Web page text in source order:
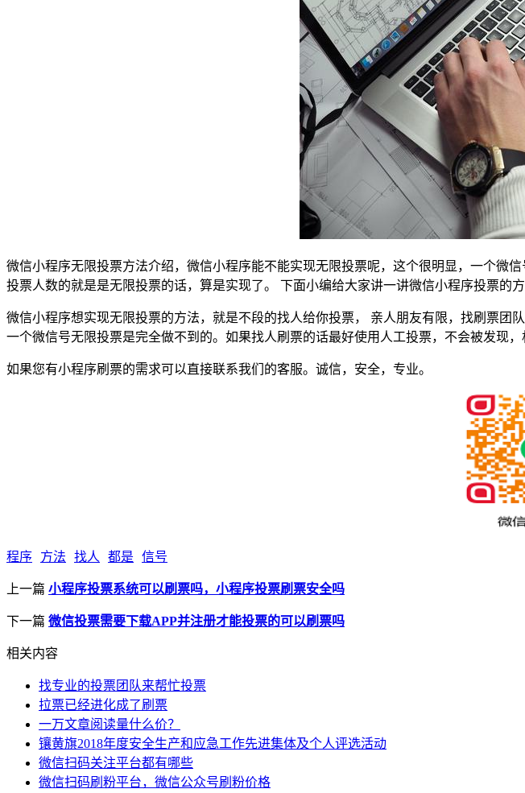
微信小程序无限投票方法介绍，微信小程序能不能实现无限投票呢，这个很明显，一个微
投票人数的就是是无限投票的话，算是实现了。 下面小编给大家讲一讲微信小程序投票的方
微信小程序想实现无限投票的方法，就是不段的找人给你投票， 亲人朋友有限，找刷票
一个微信号无限投票是完全做不到的。如果找人刷票的话最好使用人工投票，不会被发现，
如果您有小程序刷票的需求可以直接联系我们的客服。诚信，安全，专业。
程序 方法 找人 都是 信号
上一篇 小程序投票系统可以刷票吗，小程序投票刷票安全吗
下一篇 微信投票需要下载APP并注册才能投票的可以刷票吗
相关内容
找专业的投票团队来帮忙投票
拉票已经进化成了刷票
一万文章阅读量什么价？
镶黄旗2018年度安全生产和应急工作先进集体及个人评选活动
微信扫码关注平台都有哪些
微信扫码刷粉平台，微信公众号刷粉价格